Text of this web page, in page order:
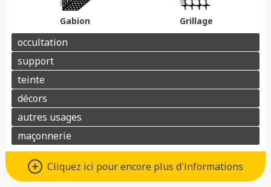
Gabion Grillage
Cliquez ici pour encore plus d'informations
Un grand choix de matériaux de
qualité